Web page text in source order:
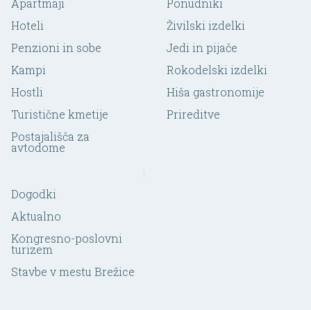
Apartmaji
Hoteli
Penzioni in sobe
Kampi
Hostli
Turistične kmetije
Postajališča za
avtodome
Ponudniki
Živilski izdelki
Jedi in pijače
Rokodelski izdelki
Hiša gastronomije
Prireditve
Dogodki
Aktualno
Kongresno-poslovni
turizem
Stavbe v mestu Brežice